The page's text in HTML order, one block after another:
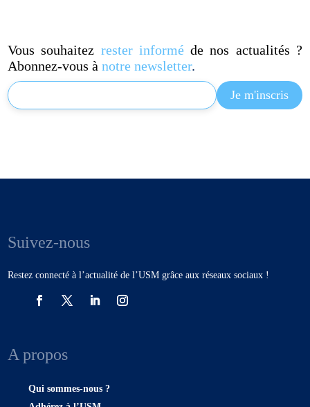
Vous souhaitez rester informéde nos actualités ?
Abonnez-vous ànotre newsletter.
Suivez-nous
Restez connecté à l’actualité de l’USM grâce aux réseaux sociaux !
A propos
Qui sommes-nous ?